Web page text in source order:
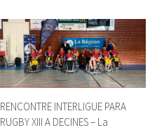
RENCONTRE INTERLIGUE PARA
RUGBY XIII A DECINES – La